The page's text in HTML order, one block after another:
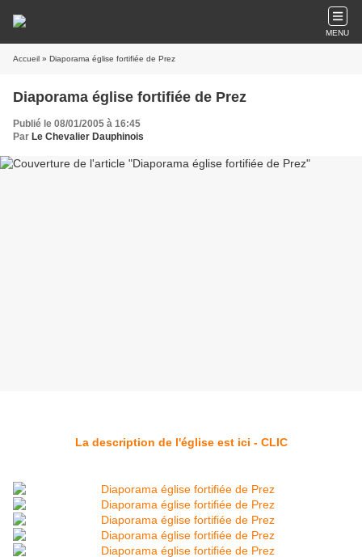
MENU
Accueil » Diaporama église fortifiée de Prez
Diaporama église fortifiée de Prez
Publié le 08/01/2005 à 16:45
Par Le Chevalier Dauphinois
La description de l'église est ici - CLIC